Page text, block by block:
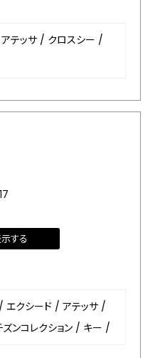
アテッサ / クロスシー /
する
/ エクシード / アテッサ /
ンコレクション / キー /